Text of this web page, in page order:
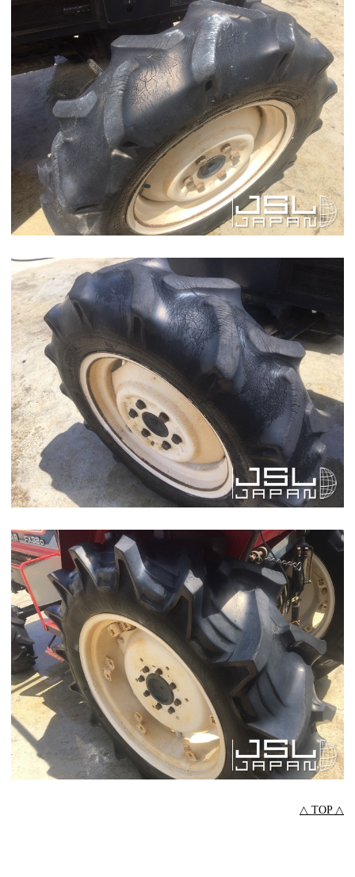
△ TOP △